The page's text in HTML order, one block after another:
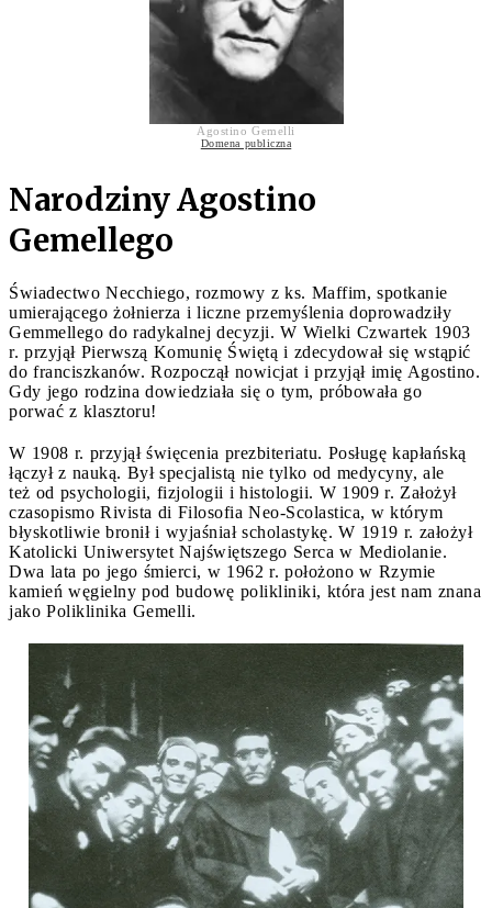
Agostino Gemelli
Domena publiczna
Narodziny Agostino
Gemellego
Świadectwo Necchiego, rozmowy z ks. Maffim, spotkanie
umierającego żołnierza i liczne przemyślenia doprowadziły
Gemmellego do radykalnej decyzji. W Wielki Czwartek 1903
r. przyjął Pierwszą Komunię Świętą i zdecydował się wstąpić
do franciszkanów. Rozpoczął nowicjat i przyjął imię Agostino.
Gdy jego rodzina dowiedziała się o tym, próbowała go
porwać z klasztoru!
W 1908 r. przyjął święcenia prezbiteriatu. Posługę kapłańską
łączył z nauką. Był specjalistą nie tylko od medycyny, ale
też od psychologii, fizjologii i histologii. W 1909 r. Założył
czasopismo Rivista di Filosofia Neo-Scolastica, w którym
błyskotliwie bronił i wyjaśniał scholastykę. W 1919 r. założył
Katolicki Uniwersytet Najświętszego Serca w Mediolanie.
Dwa lata po jego śmierci, w 1962 r. położono w Rzymie
kamień węgielny pod budowę polikliniki, która jest nam znana
jako Poliklinika Gemelli.